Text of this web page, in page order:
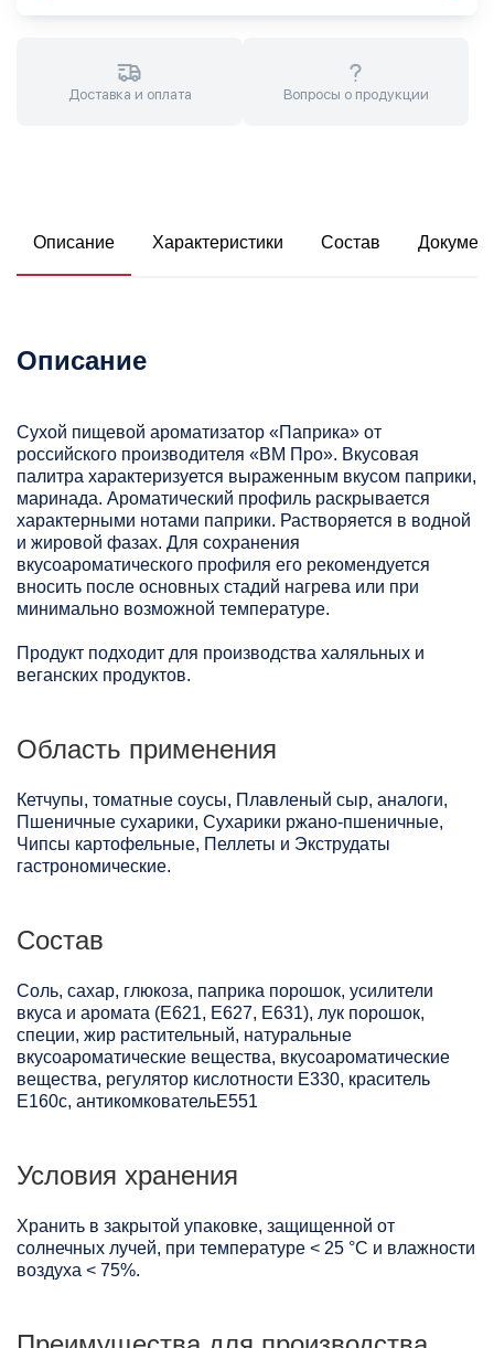
Доставка и оплата Вопросы о продукции
Описание Характеристики Состав
Описание
Сухой пищевой ароматизатор «Паприка» от
российского производителя «ВМ Про». Вкусовая
палитра характеризуется выраженным вкусом паприки,
маринада. Ароматический профиль раскрывается
характерными нотами паприки. Растворяется в водной
и жировой фазах. Для сохранения
вкусоароматического профиля его рекомендуется
вносить после основных стадий нагрева или при
минимально возможной температуре.
Продукт подходит для производства халяльных и
веганских продуктов.
Область применения
Кетчупы, томатные соусы, Плавленый сыр, аналоги,
Пшеничные сухарики, Сухарики ржано-пшеничные,
Чипсы картофельные, Пеллеты и Экструдаты
гастрономические.
Состав
Соль, сахар, глюкоза, паприка порошок, усилители
вкуса и аромата (Е621, Е627, Е631), лук порошок,
специи, жир растительный, натуральные
вкусоароматические вещества, вкусоароматические
вещества, регулятор кислотности Е330, краситель
Е160с, антикомковательЕ551
Условия хранения
Хранить в закрытой упаковке, защищенной от
солнечных лучей, при температуре < 25 °C и влажности
воздуха < 75%.